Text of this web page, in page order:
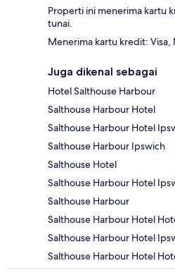
Properti ini menerima kartu
tunai.
Menerima kartu kredit: Visa,
Juga dikenal sebagai
Hotel Salthouse Harbour
Salthouse Harbour Hotel
Salthouse Harbour Hotel
Salthouse Harbour Ipswich
Salthouse Hotel
Salthouse Harbour Hotel
Salthouse Harbour
Salthouse Harbour Hotel
Salthouse Harbour Hotel
Salthouse Harbour Hotel